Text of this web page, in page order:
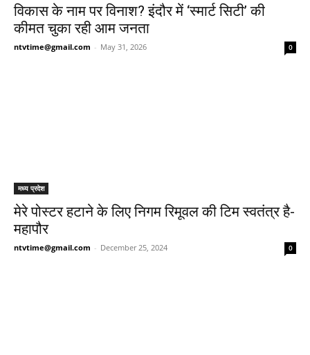
विकास के नाम पर विनाश? इंदौर में ‘स्मार्ट सिटी’ की
कीमत चुका रही आम जनता
ntvtime@gmail.com - May 31, 2026 0
मध्य प्रदेश
मेरे पोस्टर हटाने के लिए निगम रिमूवल की टिम स्वतंत्र है-
महापौर
ntvtime@gmail.com - December 25, 2024 0